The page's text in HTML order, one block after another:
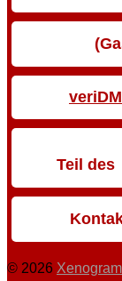
veriDM
Teil des
© 2026